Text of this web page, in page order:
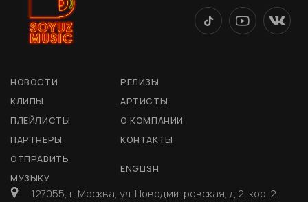
НОВОСТИ
РЕЛИЗЫ
КЛИПЫ
АРТИСТЫ
ПЛЕЙЛИСТЫ
О КОМПАНИИ
ПАРТНЕРЫ
КОНТАКТЫ
ОТПРАВИТЬ
МУЗЫКУ
ENGLISH
127055, г. Москва, ул. Новодмитровская, д 2, кор. 2